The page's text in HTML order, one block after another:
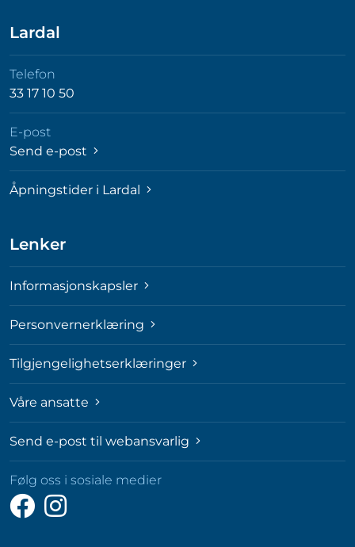
Lardal
Telefon
33 17 10 50
E-post
Send e-post
Åpningstider i Lardal
Lenker
Informasjonskapsler
Personvernerklæring
Tilgjengelighetserklæringer
Våre ansatte
Send e-post til webansvarlig
Følg oss i sosiale medier
Følg
oss
Følg
oss